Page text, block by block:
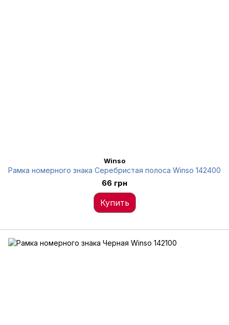
Winso
Рамка номерного знака Серебристая полоса Winso 142400
66 грн
Купить